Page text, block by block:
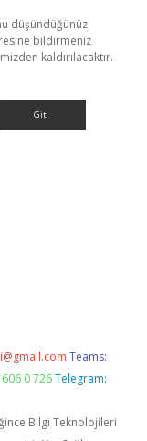
düşündüğünüz
bildirmeniz
kaldırılacaktır.
Teams:
0 726 Telegram:
Bilgi Teknolojileri